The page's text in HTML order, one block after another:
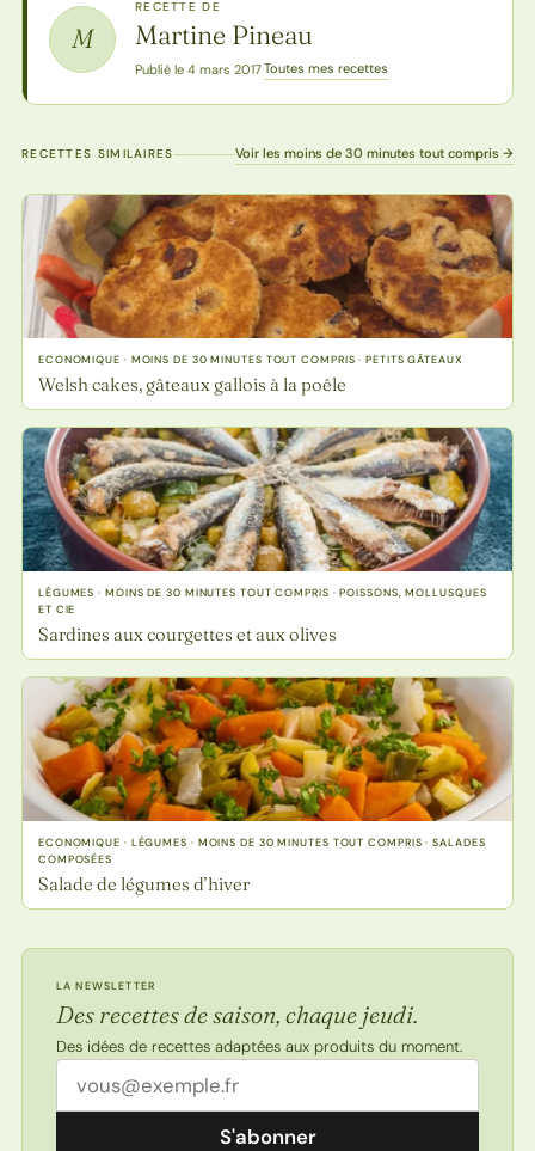
M
RECETTE DE
Martine Pineau
Publié le 4 mars 2017·Toutes mes recettes
RECETTES SIMILAIRES Voir les moins de 30 minutes tout compris →
ECONOMIQUE · MOINS DE 30 MINUTES TOUT COMPRIS · PETITS GÂTEAUX
Welsh cakes, gâteaux gallois à la poêle
LÉGUMES · MOINS DE 30 MINUTES TOUT COMPRIS · POISSONS, MOLLUSQUES
ET CIE
Sardines aux courgettes et aux olives
ECONOMIQUE · LÉGUMES · MOINS DE 30 MINUTES TOUT COMPRIS · SALADES
COMPOSÉES
Salade de légumes d’hiver
LA NEWSLETTER
Des recettes de saison, chaque jeudi.
Des idées de recettes adaptées aux produits du moment.
Adresse email
S'abonner